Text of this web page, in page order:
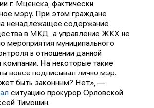
г. Мценска, фактически
мэру. При этом граждане
ненадлежащее содержание
в МКД, а управление ЖКХ не
мероприятия муниципального
в отношении данной
На некоторые такие
вовсе подписывал лично мэр.
быть законным? Нет», —
ситуацию прокурор Орловской
Тимошин.